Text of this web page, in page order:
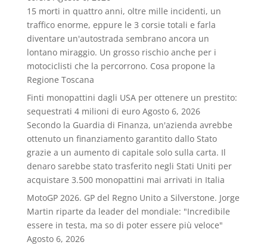
15 morti in quattro anni, oltre mille incidenti, un
traffico enorme, eppure le 3 corsie totali e farla
diventare un'autostrada sembrano ancora un
lontano miraggio. Un grosso rischio anche per i
motociclisti che la percorrono. Cosa propone la
Regione Toscana
Finti monopattini dagli USA per ottenere un prestito:
sequestrati 4 milioni di euro Agosto 6, 2026
Secondo la Guardia di Finanza, un'azienda avrebbe
ottenuto un finanziamento garantito dallo Stato
grazie a un aumento di capitale solo sulla carta. Il
denaro sarebbe stato trasferito negli Stati Uniti per
acquistare 3.500 monopattini mai arrivati in Italia
MotoGP 2026. GP del Regno Unito a Silverstone. Jorge
Martin riparte da leader del mondiale: "Incredibile
essere in testa, ma so di poter essere più veloce"
Agosto 6, 2026